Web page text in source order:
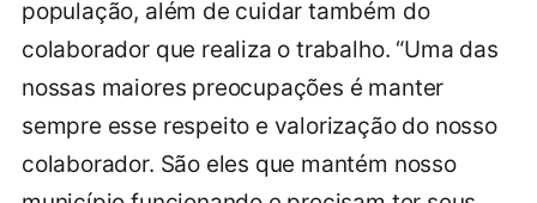
população, além de cuidar também do
colaborador que realiza o trabalho. “Uma das
nossas maiores preocupações é manter
sempre esse respeito e valorização do nosso
colaborador. São eles que mantém nosso